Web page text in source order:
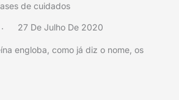
de cuidados
27 De Julho De 2020
engloba, como já diz o nome, os